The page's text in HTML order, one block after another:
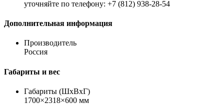
уточняйте по телефону: +7 (812) 938-28-54
Дополнительная информация
Производитель
Россия
Габариты и вес
Габариты (ШхВхГ)
1700×2318×600 мм